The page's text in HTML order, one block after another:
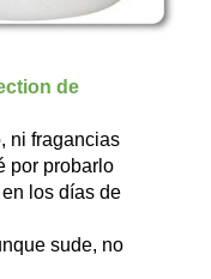
de
ni fragancias
por probarlo
los días de
sude, no